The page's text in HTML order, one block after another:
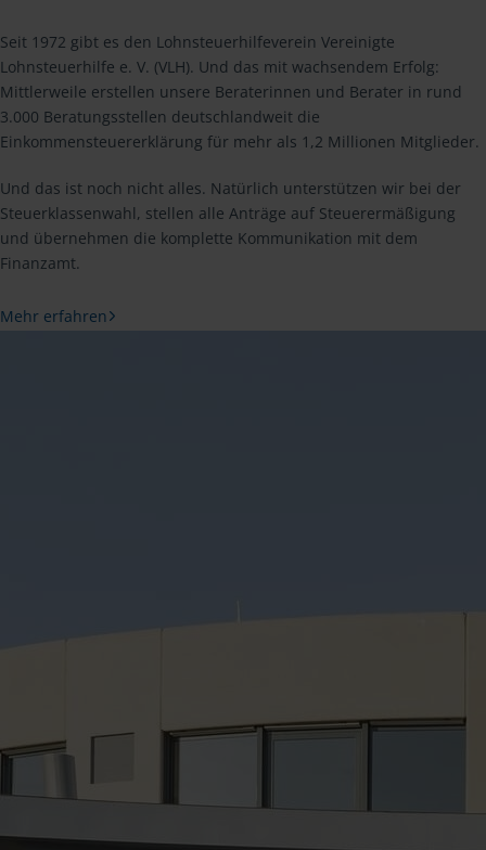
Seit 1972 gibt es den Lohnsteuerhilfeverein Vereinigte
Lohnsteuerhilfe e. V. (VLH). Und das mit wachsendem Erfolg:
Mittlerweile erstellen unsere Beraterinnen und Berater in rund
3.000 Beratungsstellen deutschlandweit die
Einkommensteuererklärung für mehr als 1,2 Millionen Mitglieder.
Und das ist noch nicht alles. Natürlich unterstützen wir bei der
Steuerklassenwahl, stellen alle Anträge auf Steuerermäßigung
und übernehmen die komplette Kommunikation mit dem
Finanzamt.
Mehr erfahren